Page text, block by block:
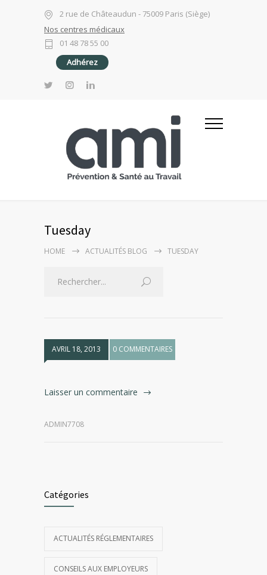
2 rue de Châteaudun - 75009 Paris (Siège)
Nos centres médicaux
01 48 78 55 00
Adhérez
Tuesday
HOME ACTUALITÉS BLOG TUESDAY
AVRIL 18, 2013 0 COMMENTAIRES
Laisser un commentaire
ADMIN7708
Catégories
ACTUALITÉS RÉGLEMENTAIRES
CONSEILS AUX EMPLOYEURS